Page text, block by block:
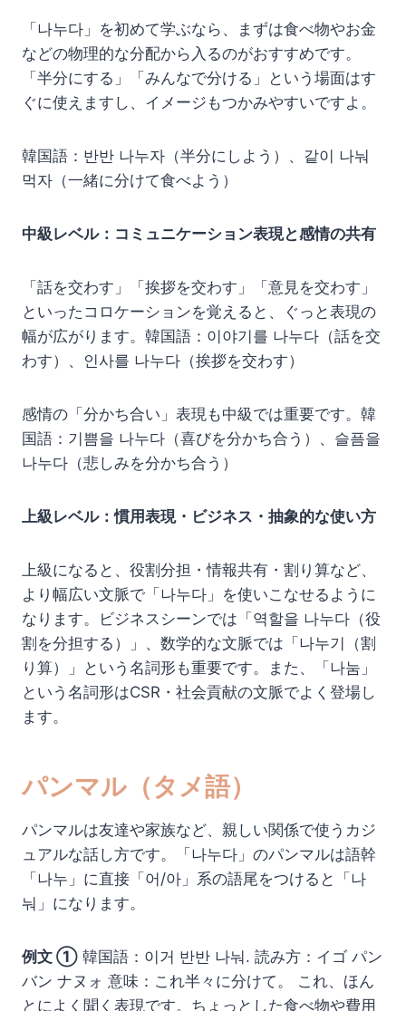
「나누다」を初めて学ぶなら、まずは食べ物やお金
などの物理的な分配から入るのがおすすめです。
「半分にする」「みんなで分ける」という場面はす
ぐに使えますし、イメージもつかみやすいですよ。
韓国語：반반 나누자（半分にしよう）、같이 나눠
먹자（一緒に分けて食べよう）
中級レベル：コミュニケーション表現と感情の共有
「話を交わす」「挨拶を交わす」「意見を交わす」
といったコロケーションを覚えると、ぐっと表現の
幅が広がります。韓国語：이야기를 나누다（話を交
わす）、인사를 나누다（挨拶を交わす）
感情の「分かち合い」表現も中級では重要です。韓
国語：기쁨을 나누다（喜びを分かち合う）、슬픔을
나누다（悲しみを分かち合う）
上級レベル：慣用表現・ビジネス・抽象的な使い方
上級になると、役割分担・情報共有・割り算など、
より幅広い文脈で「나누다」を使いこなせるように
なります。ビジネスシーンでは「역할을 나누다（役
割を分担する）」、数学的な文脈では「나누기（割
り算）」という名詞形も重要です。また、「나눔」
という名詞形はCSR・社会貢献の文脈でよく登場し
ます。
パンマル（タメ語）
パンマルは友達や家族など、親しい関係で使うカジ
ュアルな話し方です。「나누다」のパンマルは語幹
「나누」に直接「어/아」系の語尾をつけると「나
눠」になります。
例文 ① 韓国語：이거 반반 나눠. 読み方：イゴ パン
バン ナヌォ 意味：これ半々に分けて。 これ、ほん
とによく聞く表現です。ちょっとした食べ物や費用